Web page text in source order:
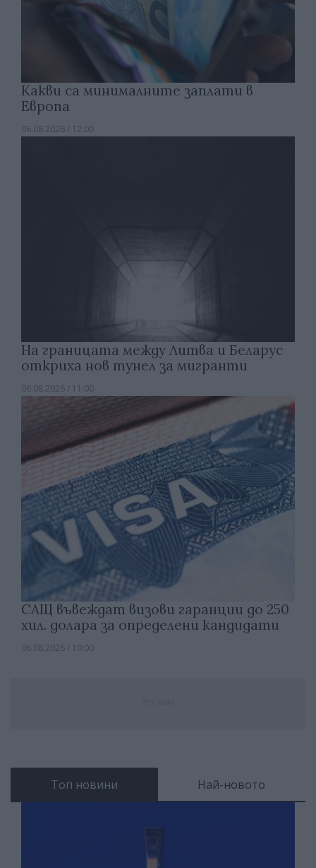
Какви са минималните заплати в
Европа
06.08.2026 / 12:00
На границата между Литва и Беларус
откриха нов тунел за мигранти
06.08.2026 / 11:00
САЩ въвеждат визови гаранции до 250
хил. долара за определени кандидати
06.08.2026 / 10:00
Топ новини Най-новото